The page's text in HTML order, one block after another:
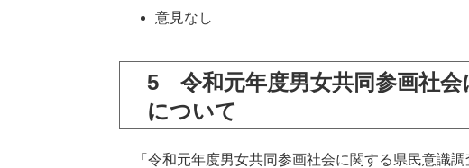
意見なし
5 令和元年度男女共同参画社会
について
「令和元年度男女共同参画社会に関する県民意識